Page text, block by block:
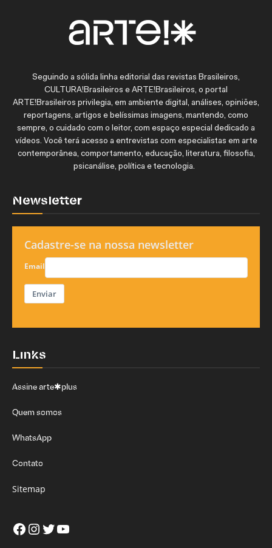
Seguindo a sólida linha editorial das revistas Brasileiros,
CULTURA!Brasileiros e ARTE!Brasileiros, o portal
ARTE!Brasileiros privilegia, em ambiente digital, análises, opiniões,
reportagens, artigos e belíssimas imagens, mantendo, como
sempre, o cuidado com o leitor, com espaço especial dedicado a
vídeos. Você terá acesso a entrevistas com especialistas em arte
contemporânea, comportamento, educação, literatura, filosofia,
psicanálise, política e tecnologia.
Newsletter
Cadastre-se na nossa newsletter
Email
Enviar
Links
Assine arte✱plus
Quem somos
WhatsApp
Contato
Sitemap
Facebook
Instagram
Twitter
Youtube